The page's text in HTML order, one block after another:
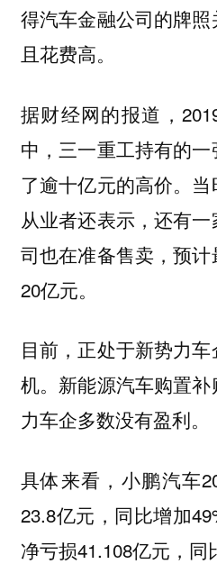
得汽车金融公司的牌照
且花费高。
据财经网的报道，
中，三一重工持有的
了逾十亿元的高价。
从业者还表示，还有
司也在准备售卖，预
20亿元。
目前，正处于新势力
机。新能源汽车购置
力车企多数没有盈利。
具体来看，小鹏汽车
23.8亿元，同比增加
净亏损41.108亿元，同